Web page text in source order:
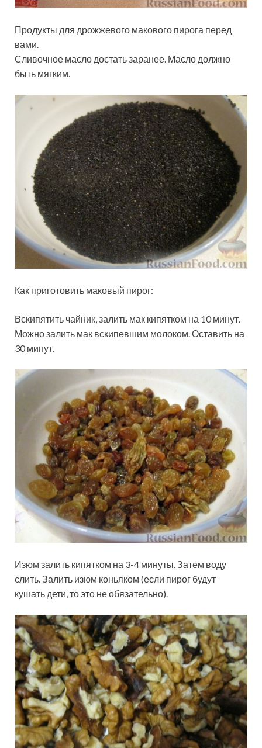
Продукты для дрожжевого макового пирога перед
вами.
Сливочное масло достать заранее. Масло должно
быть мягким.
Как приготовить маковый пирог:
Вскипятить чайник, залить мак кипятком на 10 минут.
Можно залить мак вскипевшим молоком. Оставить на
30 минут.
Изюм залить кипятком на 3-4 минуты. Затем воду
слить. Залить изюм коньяком (если пирог будут
кушать дети, то это не обязательно).